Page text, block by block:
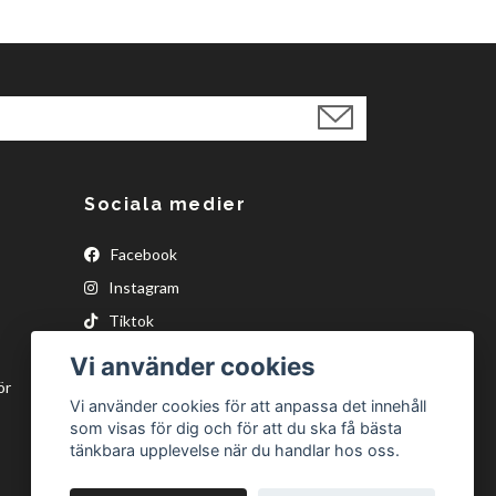
Sociala medier
Facebook
Instagram
Tiktok
Vi använder cookies
Vi använder cookies för att anpassa det innehåll
som visas för dig och för att du ska få bästa
tänkbara upplevelse när du handlar hos oss.